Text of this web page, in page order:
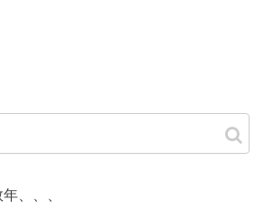
、、、